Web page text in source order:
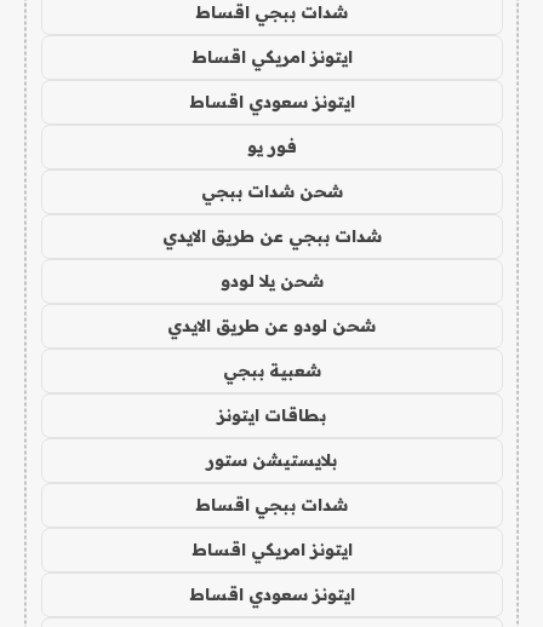
شدات ببجي اقساط
ايتونز امريكي اقساط
ايتونز سعودي اقساط
فور يو
شحن شدات ببجي
شدات ببجي عن طريق الايدي
شحن يلا لودو
شحن لودو عن طريق الايدي
شعبية ببجي
بطاقات ايتونز
بلايستيشن ستور
شدات ببجي اقساط
ايتونز امريكي اقساط
ايتونز سعودي اقساط